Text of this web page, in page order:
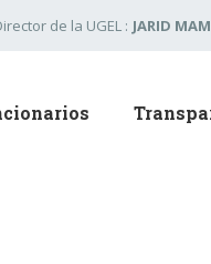
de la UGEL : JARID